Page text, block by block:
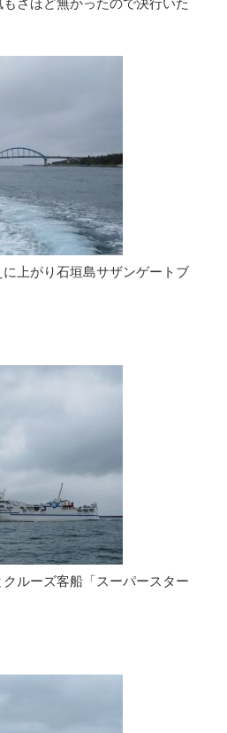
さほど無かったので決行いた
上がり石垣島サザンゲートブ
クルーズ客船「スーパースター